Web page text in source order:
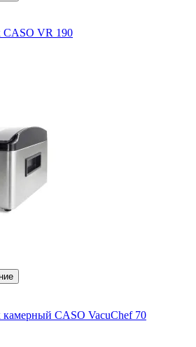
VR 190
CASO VacuChef 70